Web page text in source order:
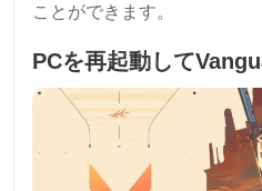
ことができます。
PCを再起動して